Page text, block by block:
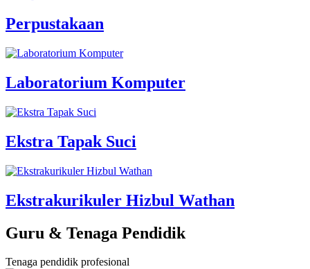
Perpustakaan
Laboratorium Komputer
Ekstra Tapak Suci
Ekstrakurikuler Hizbul Wathan
Guru & Tenaga Pendidik
Tenaga pendidik profesional